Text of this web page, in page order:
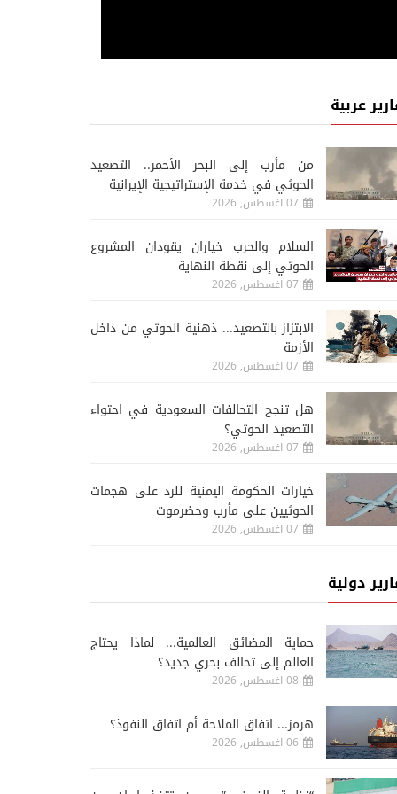
عربية
من مأرب إلى البحر الأحمر.. التصعيد
الحوثي في خدمة الإستراتيجية الإيرانية
07 اغسطس, 2026
السلام والحرب خياران يقودان المشروع
الحوثي إلى نقطة النهاية
07 اغسطس, 2026
الابتزاز بالتصعيد... ذهنية الحوثي من داخل
الأزمة
07 اغسطس, 2026
هل تنجح التحالفات السعودية في احتواء
التصعيد الحوثي؟
07 اغسطس, 2026
خيارات الحكومة اليمنية للرد على هجمات
الحوثيين على مأرب وحضرموت
07 اغسطس, 2026
دولية
حماية المضائق العالمية... لماذا يحتاج
العالم إلى تحالف بحري جديد؟
08 اغسطس, 2026
هرمز... اتفاق الملاحة أم اتفاق النفوذ؟
06 اغسطس, 2026